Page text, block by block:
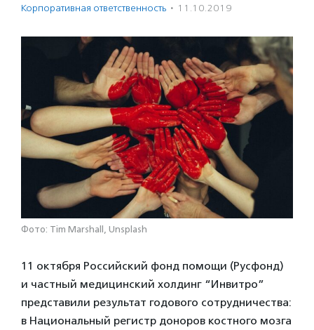
Корпоративная ответственность · 11.10.2019
Фото: Tim Marshall, Unsplash
11 октября Российский фонд помощи (Русфонд)
и частный медицинский холдинг “Инвитро”
представили результат годового сотрудничества:
в Национальный регистр доноров костного мозга